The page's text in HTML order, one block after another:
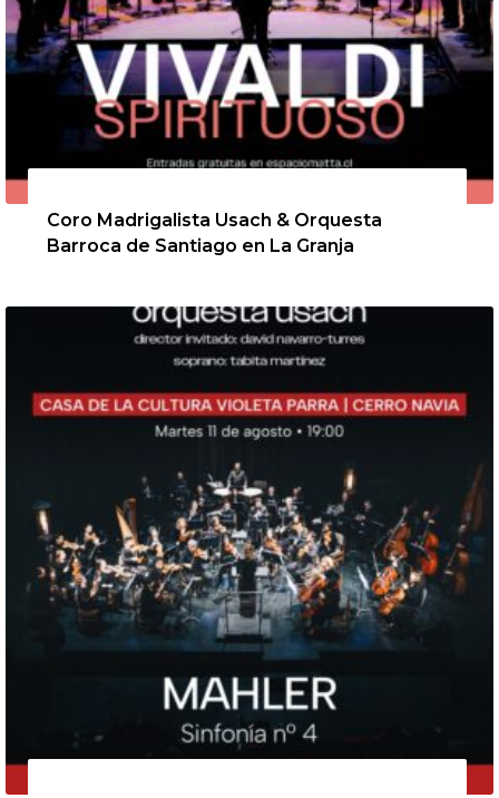
Coro Madrigalista Usach & Orquesta
Barroca de Santiago en La Granja